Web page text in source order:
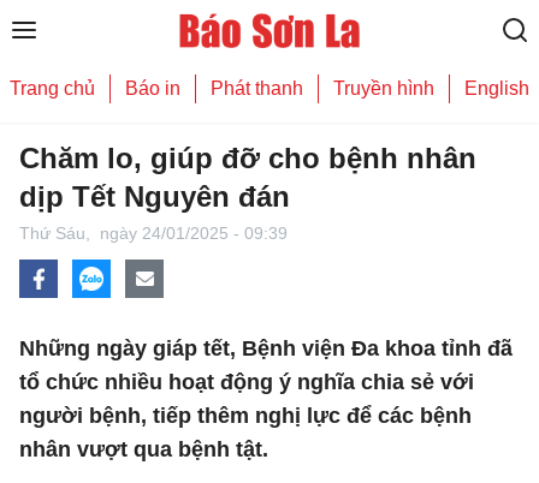
Trang chủ Báo in Phát thanh Truyền hình English
Chăm lo, giúp đỡ cho bệnh nhân
dịp Tết Nguyên đán
Thứ Sáu, ngày 24/01/2025 - 09:39
Những ngày giáp tết, Bệnh viện Đa khoa tỉnh đã
tổ chức nhiều hoạt động ý nghĩa chia sẻ với
người bệnh, tiếp thêm nghị lực để các bệnh
nhân vượt qua bệnh tật.